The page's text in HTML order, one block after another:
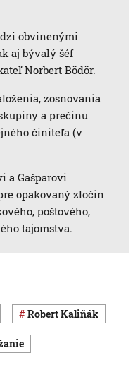
obvinenými
aj bývalý šéf
Norbert Bödör.
zosnovania
a prečinu
činiteľa (v
a Gašparovi
opakovaný zločin
poštového,
tajomstva.
Robert Kaliňák